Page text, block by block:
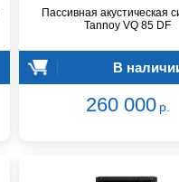
Пассивная акустическая
Tannoy VQ 85 DF
В
260 000 р.